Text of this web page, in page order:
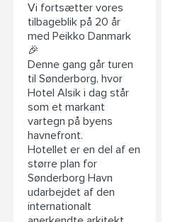
Vi fortsætter vores
tilbageblik på 20 år
med Peikko Danmark
🎉
Denne gang går turen
til Sønderborg, hvor
Hotel Alsik i dag står
som et markant
vartegn på byens
havnefront.
Hotellet er en del af en
større plan for
Sønderborg Havn
udarbejdet af den
internationalt